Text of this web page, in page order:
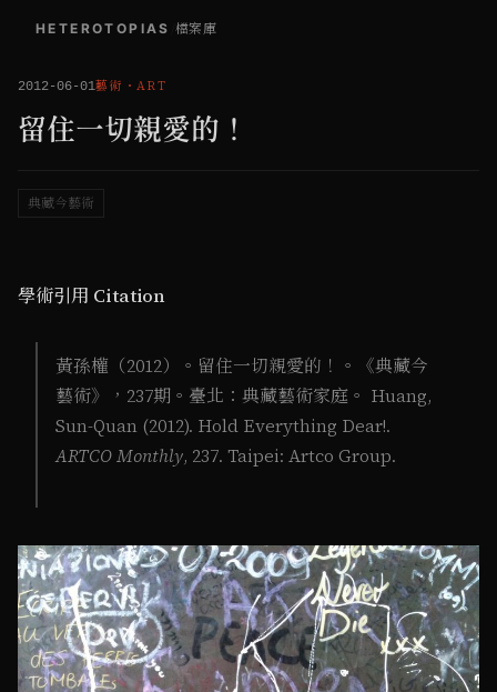
HETEROTOPIAS 檔案庫
2012-06-01藝術 ・ ART
留住一切親愛的！
典藏今藝術
學術引用 Citation
黃孫權（2012）。留住一切親愛的！。《典藏今
藝術》，237期。臺北：典藏藝術家庭。 Huang,
Sun-Quan (2012). Hold Everything Dear!.
ARTCO Monthly, 237. Taipei: Artco Group.